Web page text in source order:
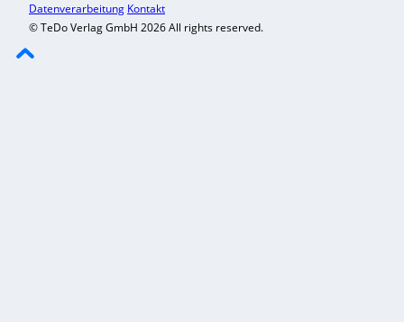
Datenverarbeitung Kontakt
© TeDo Verlag GmbH 2026 All rights reserved.